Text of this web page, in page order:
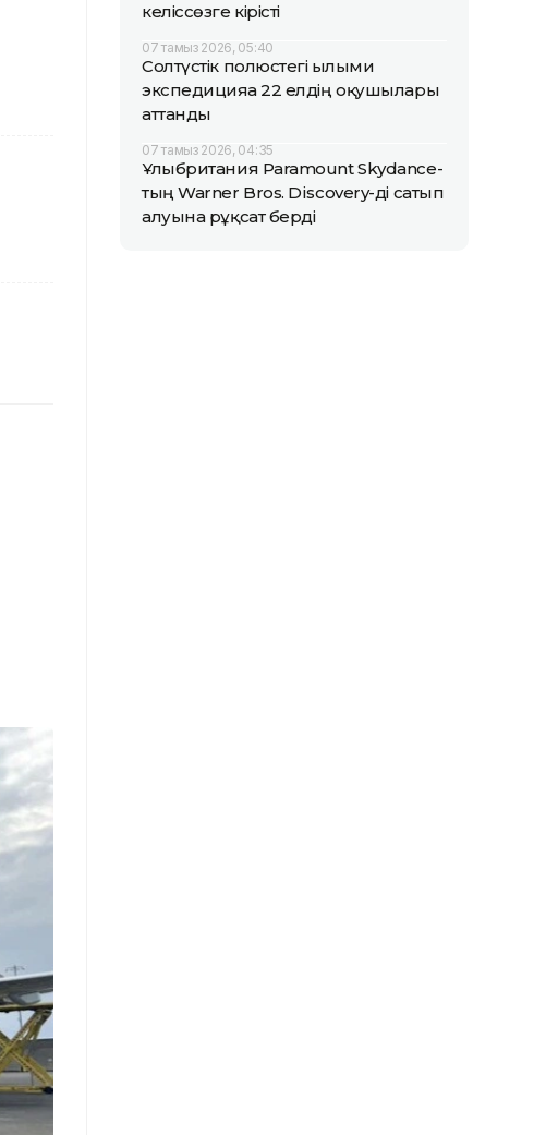
келіссөзге кірісті
07 тамыз 2026, 05:40
Солтүстік полюстегі ғылыми
экспедицияға 22 елдің оқушылары
аттанды
07 тамыз 2026, 04:35
Ұлыбритания Paramount Skydance-
тың Warner Bros. Discovery-ді сатып
алуына рұқсат берді